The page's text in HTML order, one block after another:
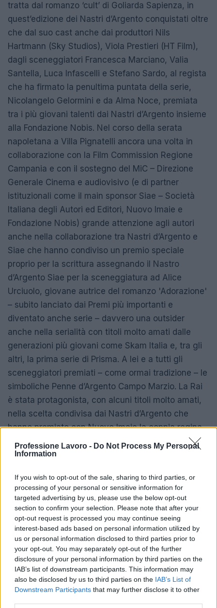
Professione Lavoro - Do Not Process My Personal
Information
If you wish to opt-out of the sale, sharing to third parties, or
processing of your personal or sensitive information for
targeted advertising by us, please use the below opt-out
section to confirm your selection. Please note that after your
opt-out request is processed you may continue seeing
interest-based ads based on personal information utilized by
us or personal information disclosed to third parties prior to
your opt-out. You may separately opt-out of the further
disclosure of your personal information by third parties on the
IAB’s list of downstream participants. This information may
also be disclosed by us to third parties on the IAB’s List of
Downstream Participants that may further disclose it to other
tratta dal romanzo ‘cult’ di Goliarda Sapienza, in
quest’edizione dei Nastri d’Argento conquistati oltre
che dal suo cast anche dai produttori Nils
Hartmann (Sky Studios), Viola Prestieri (HT Film),
dagli sceneggiatori Francesca Marciano, Valia
Santella, Luca Infascelli e Stefano Sardo, al regista
che ha firmato la penultima puntata della serie,
Nicolangelo Gelormini e da Alma Noce, premiata
tra i più giovani talenti dai Nastri d’Argento insieme
alla Fondazione Nobis. Nel corso della serata
napoletana a Villa Pignatelli ancora una volta in
collaborazione con la Film Commission Regione
Campania e con il sostegno del MiC – Direzione
Generale Cinema e audiovisivo (e di partner
istituzionali come il main sponsor Siae – Società
Italiana degli Autori ed Editori, Nuovo Imaie e
Fondazione Nobis) grande attenzione agli autori
anche nella collaborazione tra Nastri d’Argento e
Siae che hanno condiviso un premio speciale
proprio per la scrittura assegnando il Nastro
d’Argento Siae per la sceneggiatura ad Alice
Urciuolo, giovane autrice del romanzo 'Adorazione'
– subito lanciato dai Premi più importanti e
diventato anche serie – davvero una outsider
anche nella serialità con titoli molto amati dalle
generazioni più giovani come Skam Italia e, tra gli
altri, la prima serie di Prisma. A lei e a tutti gli
sceneggiatori premiati – come ormai tradizione – le
simboliche Penne d’Argento Campo Marzio. La Rai
è stata protagonista, con alcuni titoli molto amati,
nella scelta condivisa dai Nastri d’Argento che
hanno premiato con Nuovo Imaie la coppia regina
di una delle ultime serie trasmesse da Rai 1. I
protagonisti di Costanza Miriam Dalmazio (già
Marco Rossetti, popolarissimo grazie anche a 'Un
passo dal cielo', 'Doc – Nelle tue mani', 'Blackout –
Le verità nascoste', fra gli altri. Festeggiatissimo
infine con un Premio speciale Salvatore Esposito
con i Nastri d’Argento dalla Film Commission
Regione Campania in occasione del suo
ventennale, un attore davvero iconico nella storia
della grande serialità girata a Napoli. A lui un
riconoscimento per celebrare oggi il ritorno di
'Piedone – Uno sbirro a Napoli' che grazie a